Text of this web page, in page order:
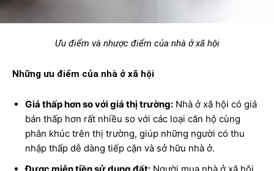
Ưu điểm và nhược điểm của nhà ở xã hội
Những ưu điểm của nhà ở xã hội
Giá thấp hơn so với giá thị trường: Nhà ở xã hội có giá
bán thấp hơn rất nhiều so với các loại căn hộ cùng
phân khúc trên thị trường, giúp những người có thu
nhập thấp dễ dàng tiếp cận và sở hữu nhà ở.